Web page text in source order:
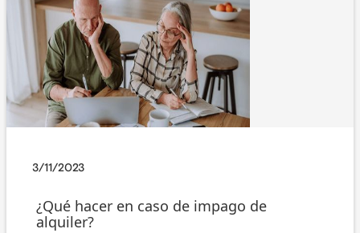
3/11/2023
¿Qué hacer en caso de impago de
alquiler?